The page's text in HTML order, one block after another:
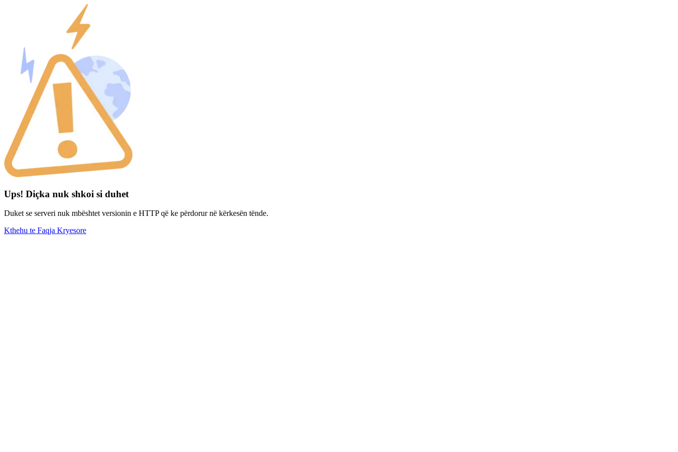
Ups! Diçka nuk shkoi si duhet
Duket se serveri nuk mbështet versionin e HTTP që ke përdorur në kërkesën tënde.
Kthehu te Faqja Kryesore